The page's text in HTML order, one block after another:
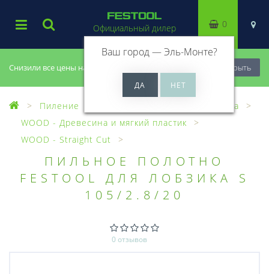
Снизили все цены на 20%, успей купить! Закрыть
Официальный дилер
Ваш город —Эль-Монте?
0
Пиление
Пилки для лобзика
WOOD - Древесина и мягкий пластик
WOOD - Straight Cut
ПИЛЬНОЕ ПОЛОТНО
FESTOOL ДЛЯ ЛОБЗИКА S
105/2.8/20
0 отзывов